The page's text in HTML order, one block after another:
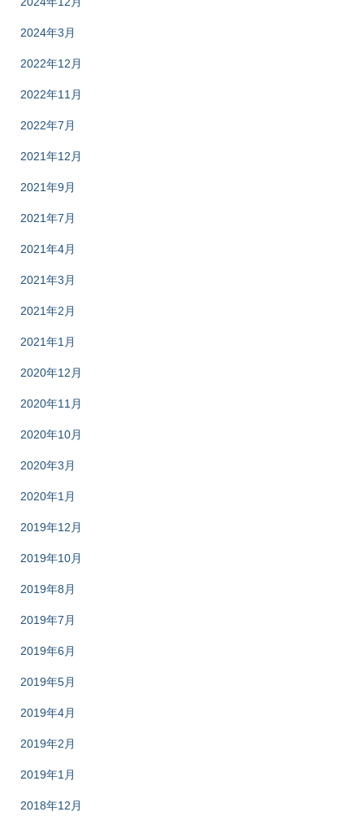
2024年3月
2022年12月
2022年11月
2022年7月
2021年12月
2021年9月
2021年7月
2021年4月
2021年3月
2021年2月
2021年1月
2020年12月
2020年11月
2020年10月
2020年3月
2020年1月
2019年12月
2019年10月
2019年8月
2019年7月
2019年6月
2019年5月
2019年4月
2019年2月
2019年1月
2018年12月